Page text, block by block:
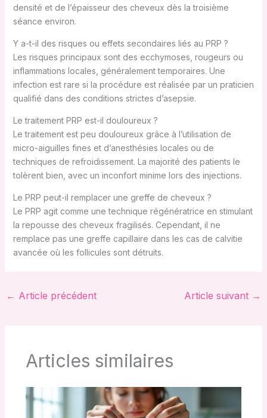
densité et de l’épaisseur des cheveux dès la troisième
séance environ.
Y a-t-il des risques ou effets secondaires liés au PRP ?
Les risques principaux sont des ecchymoses, rougeurs ou
inflammations locales, généralement temporaires. Une
infection est rare si la procédure est réalisée par un praticien
qualifié dans des conditions strictes d’asepsie.
Le traitement PRP est-il douloureux ?
Le traitement est peu douloureux grâce à l’utilisation de
micro-aiguilles fines et d’anesthésies locales ou de
techniques de refroidissement. La majorité des patients le
tolèrent bien, avec un inconfort minime lors des injections.
Le PRP peut-il remplacer une greffe de cheveux ?
Le PRP agit comme une technique régénératrice en stimulant
la repousse des cheveux fragilisés. Cependant, il ne
remplace pas une greffe capillaire dans les cas de calvitie
avancée où les follicules sont détruits.
← Article précédent Article suivant →
Articles similaires